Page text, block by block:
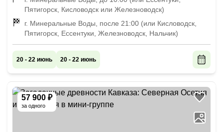
Пятигорск, Кисловодск или Железноводск)
г. Минеральные Воды, после 21:00 (или Кисловодск,
Пятигорск, Ессентуки, Железноводск, Нальчик)
20 - 22 июнь 20 - 22 июнь
57 900 ₽
за одного